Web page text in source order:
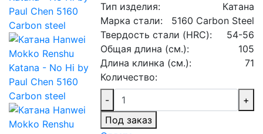
Тип изделия:
Катана
Марка стали:
5160 Carbon Steel
Твердость стали (HRC):
54-56
Общая длина (см.):
105
Длина клинка (см.):
71
Количество:
-
+
Под заказ